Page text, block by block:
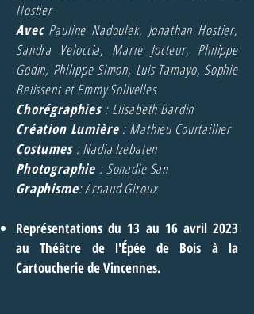
Hostier
AvecPauline Nadoulek, Jonathan Hostier,
Sandra Veloccia, Marie Jocteur, Philippe
Godin, Philippe Simon, Luis Tamayo, Sophie
Belissent et Emmy Sollvelles
Chorégraphies: Elisabeth Bardin
Création Lumière : Mathieu Courtaillier
Costumes : Nadia Izebaten
Photographie : Sonadie San
Graphisme: Arnaud Giroux
Représentations du 13 au 16 avril 2023
au Théâtre de l'Épée de Bois à la
Cartoucherie de Vincennes.